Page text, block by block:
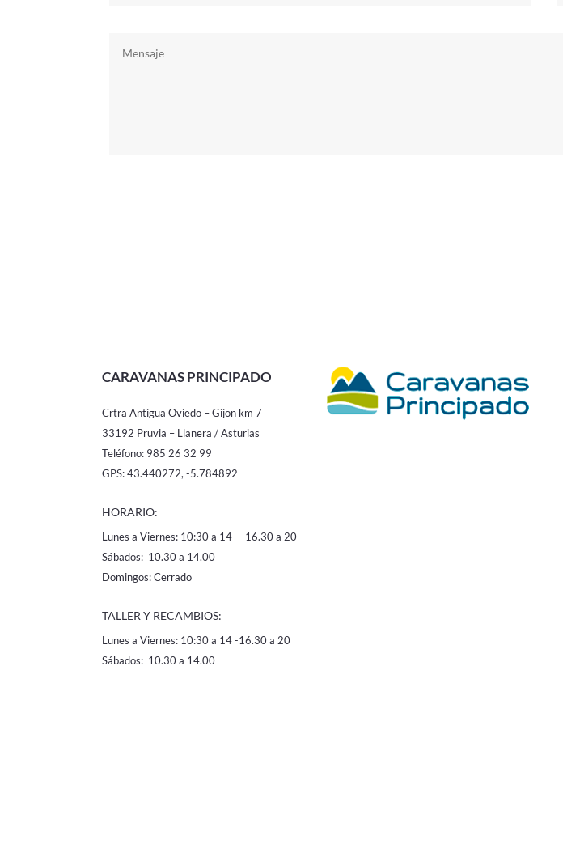
CARAVANAS PRINCIPADO
Crtra Antigua Oviedo – Gijon km 7
33192 Pruvia – Llanera / Asturias
Teléfono: 985 26 32 99
GPS: 43.440272, -5.784892
HORARIO:
Lunes a Viernes: 10:30 a 14 – 16.30 a 20
Sábados: 10.30 a 14.00
Domingos: Cerrado
TALLER Y RECAMBIOS:
Lunes a Viernes: 10:30 a 14 -16.30 a 20
Sábados: 10.30 a 14.00